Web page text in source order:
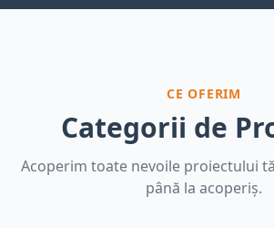
CE OFERIM
Categorii de
Acoperim toate nevoile proiectului
până la acoperiș.